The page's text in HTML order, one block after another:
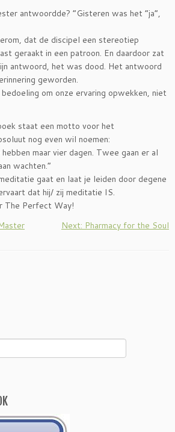
antwoordde? “Gisteren was het “ja”,
dat de discipel een stereotiep
geraakt in een patroon. En daardoor zat
antwoord, het was dood. Het antwoord
geworden.
om onze ervaring opwekken, niet
staat een motto voor het
nog even wil noemen:
maar vier dagen. Twee gaan er al
wachten.”
gaat en laat je leiden door degene
dat hij/ zij meditatie IS.
The Perfect Way!
Next: Pharmacy for the Soul